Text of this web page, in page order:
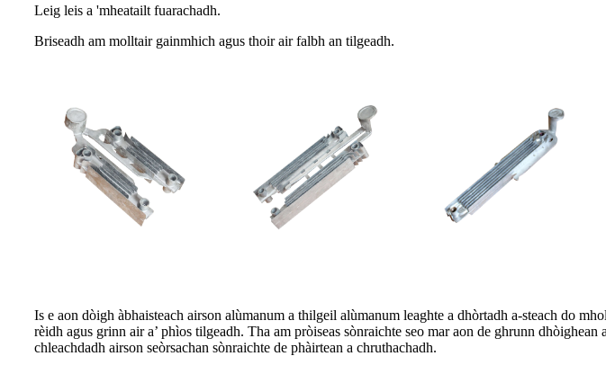
Leig leis a 'mheatailt fuarachadh.
Briseadh am molltair gainmhich agus thoir air falbh an tilgeadh.
Is e aon dòigh àbhaisteach airson alùmanum a thilgeil alùmanum leaghte a dhòrtadh a-steach do
rèidh agus grinn air a’ phìos tilgeadh. Tha am pròiseas sònraichte seo mar aon de ghrunn
chleachdadh airson seòrsachan sònraichte de phàirtean a chruthachadh.